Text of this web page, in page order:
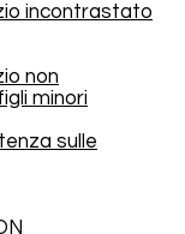
incontrastato
non
minori
sulle